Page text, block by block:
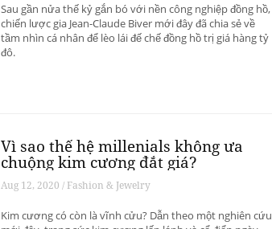
Sau gần nửa thế kỷ gắn bó với nền công nghiệp đồng hồ,
chiến lược gia Jean-Claude Biver mới đây đã chia sẻ về
tầm nhìn cá nhân để lèo lái đế chế đồng hồ trị giá hàng tỷ
đô.
Vì sao thế hệ millenials không ưa
chuộng kim cương đắt giá?
Aug 12, 2020 / Fashion & Jewelry
Kim cương có còn là vĩnh cửu? Dẫn theo một nghiên cứu